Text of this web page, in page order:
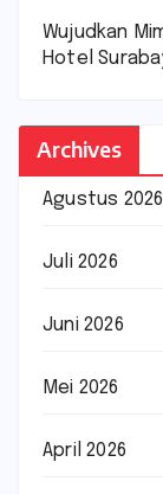
Wujudkan
Hotel
Archives
Agustus 2026
Juli 2026
Juni 2026
Mei 2026
April 2026